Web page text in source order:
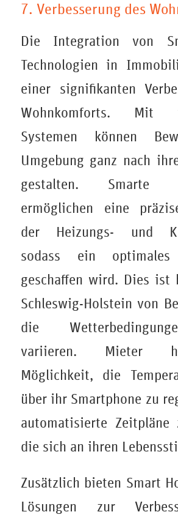
7. Verbesserung des
Die Integration von
Technologien in
einer signifikanten
Wohnkomforts. Mit
Systemen können
Umgebung ganz nach
gestalten. Smarte
ermöglichen eine
der Heizungs- und
sodass ein optimales
geschaffen wird. Dies ist
Schleswig-Holstein von
die
variieren. Mieter
Möglichkeit, die
über ihr Smartphone zu
automatisierte Zeitpläne
die sich an ihren
Zusätzlich bieten Smart
Lösungen zur